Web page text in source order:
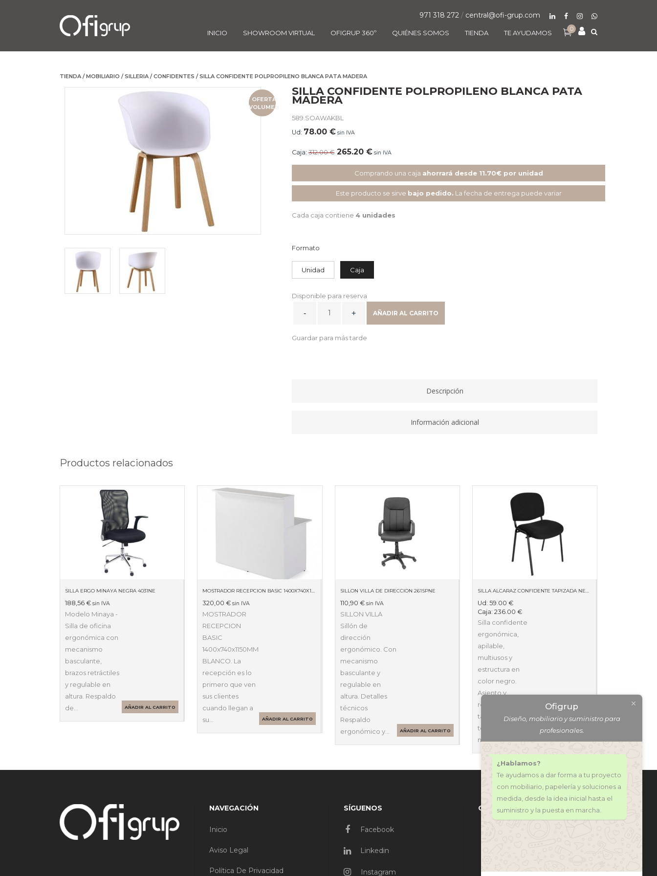
0
INICIO SHOWROOM VIRTUAL OFIGRUP 360º QUIÉNES SOMOS TIENDA TE AYUDAMOS
971 318 272 / central@ofi-grup.com
TIENDA /MOBILIARIO /SILLERIA /CONFIDENTES / SILLA CONFIDENTE POLPROPILENO BLANCA PATA MADERA
OFERTA
VOLUMEN
SILLA CONFIDENTE POLPROPILENO BLANCA PATA
MADERA
589.SOAWAKBL
Ud: 78.00 € sin IVA
Caja: 312.00€ 265.20 € sin IVA
Comprando una caja ahorrará desde 11.70€ por unidad
Este producto se sirve bajo pedido. La fecha de entrega puede variar
Cada caja contiene 4 unidades
Formato
Unidad Caja
Disponible para reserva
BLANCA
AÑADIR AL CARRITO
Guardar para más tarde
Descripción
Información adicional
Productos relacionados
SILLA ERGO MINAYA NEGRA 4031NE
188,56 € sin IVA
Modelo Minaya -
Silla de oficina
ergonómica con
mecanismo
basculante,
brazos retráctiles
y regulable en
altura. Respaldo
de…
AÑADIR AL CARRITO
MOSTRADOR RECEPCION BASIC 1400X740X1150MM BLANCO
320,00€ sin IVA
MOSTRADOR
RECEPCION
BASIC
1400x740x1150MM
BLANCO. La
recepción es lo
primero que ven
sus clientes
cuando llegan a
su…
AÑADIR AL CARRITO
SILLON VILLA DE DIRECCION 261SPNE
110,90 € sin IVA
SILLON VILLA
Sillón de
dirección
ergonómico. Con
mecanismo
basculante y
regulable en
altura. Detalles
técnicos
Respaldo
ergonómico y…
AÑADIR AL CARRITO
SILLA ALCARAZ CONFIDENTE TAPIZADA NEGRA 840AR
Ud: 59.00 €
Caja: 236.00 €
Silla confidente
ergonómica,
apilable,
multiusos y
estructura en
color negro.
Asiento y
respaldo
tapizados en
tejido color
negro.…
NAVEGACIÓN
Inicio
Aviso Legal
Política De Privacidad
SÍGUENOS
Facebook
Linkedin
Instagram
CONTÁCTANOS
C/ José Zornoza Bernabéu, 10,
Ofigrup
Diseño, mobiliario y suministro para
profesionales.
¿Hablamos?
Te ayudamos a dar forma a tu proyecto
con mobiliario, papelería y soluciones a
medida, desde la idea inicial hasta el
suministro y la puesta en marcha.